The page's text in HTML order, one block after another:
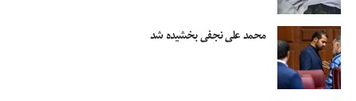
محمد علی نجفی بخشیده شد